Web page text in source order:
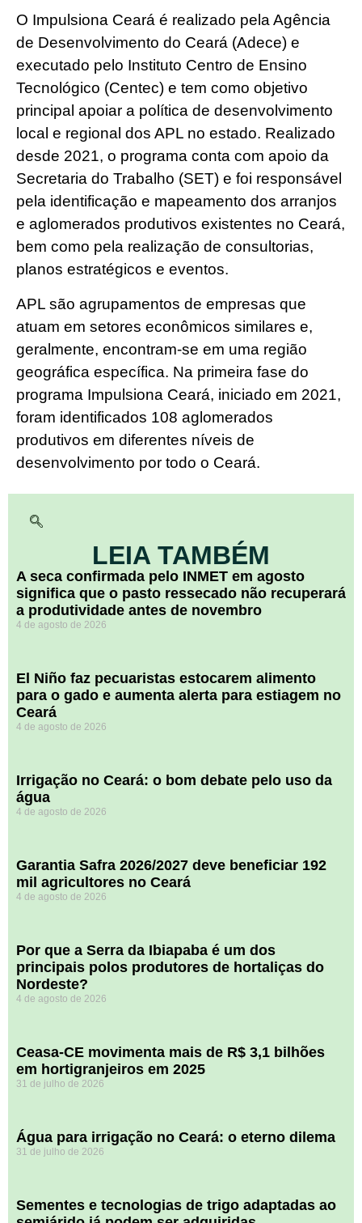
O Impulsiona Ceará é realizado pela Agência
de Desenvolvimento do Ceará (Adece) e
executado pelo Instituto Centro de Ensino
Tecnológico (Centec) e tem como objetivo
principal apoiar a política de desenvolvimento
local e regional dos APL no estado. Realizado
desde 2021, o programa conta com apoio da
Secretaria do Trabalho (SET) e foi responsável
pela identificação e mapeamento dos arranjos
e aglomerados produtivos existentes no Ceará,
bem como pela realização de consultorias,
planos estratégicos e eventos.
APL são agrupamentos de empresas que
atuam em setores econômicos similares e,
geralmente, encontram-se em uma região
geográfica específica. Na primeira fase do
programa Impulsiona Ceará, iniciado em 2021,
foram identificados 108 aglomerados
produtivos em diferentes níveis de
desenvolvimento por todo o Ceará.
LEIA TAMBÉM
A seca confirmada pelo INMET em agosto
significa que o pasto ressecado não recuperará
a produtividade antes de novembro
4 de agosto de 2026
El Niño faz pecuaristas estocarem alimento
para o gado e aumenta alerta para estiagem no
Ceará
4 de agosto de 2026
Irrigação no Ceará: o bom debate pelo uso da
água
4 de agosto de 2026
Garantia Safra 2026/2027 deve beneficiar 192
mil agricultores no Ceará
4 de agosto de 2026
Por que a Serra da Ibiapaba é um dos
principais polos produtores de hortaliças do
Nordeste?
4 de agosto de 2026
Ceasa-CE movimenta mais de R$ 3,1 bilhões
em hortigranjeiros em 2025
31 de julho de 2026
Água para irrigação no Ceará: o eterno dilema
31 de julho de 2026
Sementes e tecnologias de trigo adaptadas ao